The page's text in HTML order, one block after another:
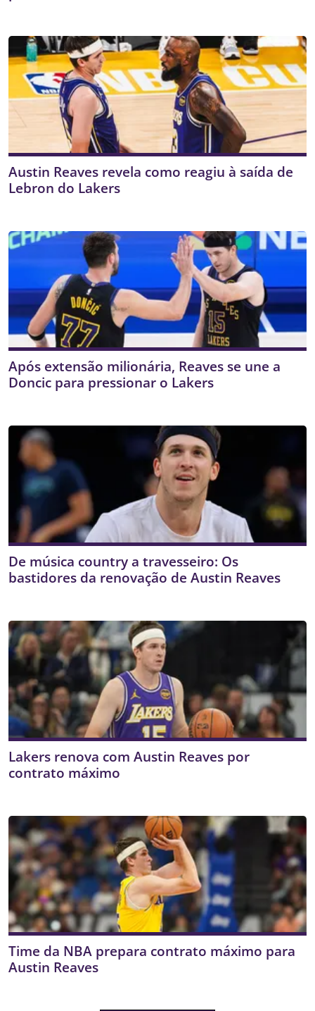
Austin Reaves revela como reagiu à saída de
Lebron do Lakers
Após extensão milionária, Reaves se une a
Doncic para pressionar o Lakers
De música country a travesseiro: Os
bastidores da renovação de Austin Reaves
Lakers renova com Austin Reaves por
contrato máximo
Time da NBA prepara contrato máximo para
Austin Reaves